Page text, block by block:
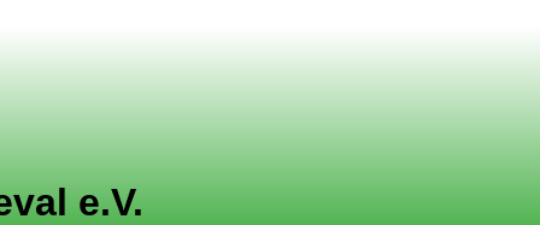
e.V.